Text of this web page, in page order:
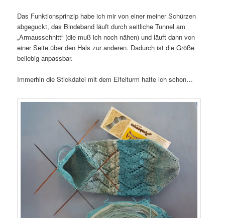
Das Funktionsprinzip habe ich mir von einer meiner Schürzen
abgeguckt, das Bindeband läuft durch seitliche Tunnel am
„Armausschnitt“ (die muß ich noch nähen) und läuft dann von
einer Seite über den Hals zur anderen. Dadurch ist die Größe
beliebig anpassbar.
Immerhin die Stickdatei mit dem Eifelturm hatte ich schon…